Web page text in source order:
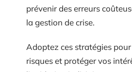
prévenir des erreurs
la gestion de crise.
Adoptez ces stratégies
risques et protéger vos